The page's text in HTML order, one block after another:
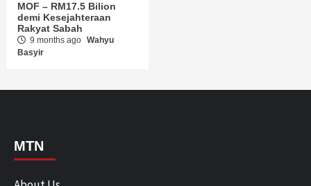
MOF – RM17.5 Bilion
demi Kesejahteraan
Rakyat Sabah
9 months ago Wahyu
Basyir
MTN